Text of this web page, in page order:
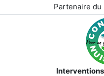
Partenaire du